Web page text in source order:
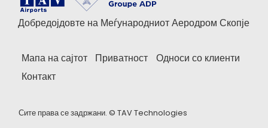
Добредојдовте на Меѓународниот Аеродром Скопје
Мапа на сајтот Приватност
Односи со клиенти
Контакт
Сите права се задржани. © TAV Technologies